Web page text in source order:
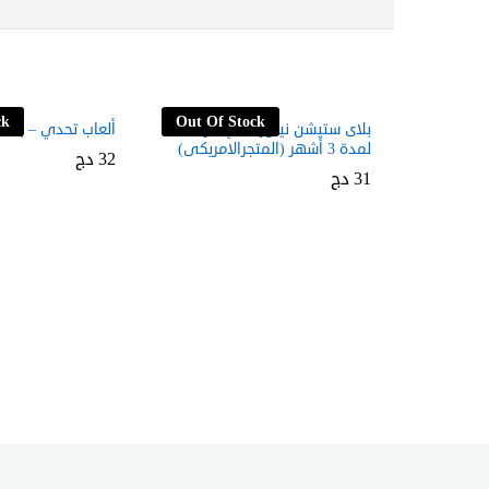
ألعاب تحدي – بطاقة
32دج32دج
Out Of Stock
بلاى ستيشن نيتورك – إشتراك
لمدة 3 أشهر (المتجرالامريكى)
31دج31دج